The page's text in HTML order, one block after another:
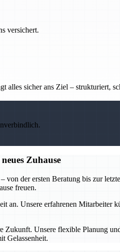
versichert.
alles sicher ans Ziel – strukturiert,
Zuhause
von der ersten Beratung bis zur
freuen.
an. Unsere erfahrenen Mitarbeiter
Unsere flexible Planung
Gelassenheit.